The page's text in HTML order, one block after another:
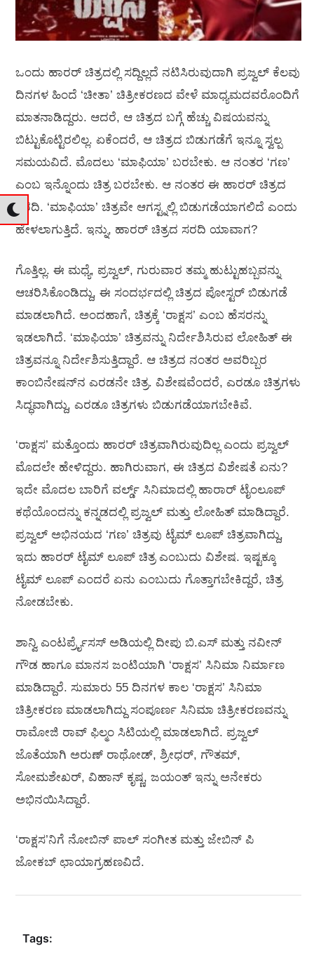
ಒಂದು ಹಾರರ್ ಚಿತ್ರದಲ್ಲಿ ಸದ್ದಿಲ್ಲದೆ ನಟಿಸಿರುವುದಾಗಿ ಪ್ರಜ್ವಲ್‍ ಕೆಲವು
ದಿನಗಳ ಹಿಂದೆ ‘ಚೀತಾ’ ಚಿತ್ರೀಕರಣದ ವೇಳೆ ಮಾಧ್ಯಮದವರೊಂದಿಗೆ
ಮಾತನಾಡಿದ್ದರು. ಆದರೆ, ಆ ಚಿತ್ರದ ಬಗ್ಗೆ ಹೆಚ್ಚು ವಿಷಯವನ್ನು
ಬಿಟ್ಟುಕೊಟ್ಟಿರಲಿಲ್ಲ. ಏಕೆಂದರೆ, ಆ ಚಿತ್ರದ ಬಿಡುಗಡೆಗೆ ಇನ್ನೂ ಸ್ವಲ್ಪ
ಸಮಯವಿದೆ. ಮೊದಲು ‘ಮಾಫಿಯಾ’ ಬರಬೇಕು. ಆ ನಂತರ ‘ಗಣ’
ಎಂಬ ಇನ್ನೊಂದು ಚಿತ್ರ ಬರಬೇಕು. ಆ ನಂತರ ಈ ಹಾರರ್ ಚಿತ್ರದ
ಸರದಿ. ‘ಮಾಫಿಯಾ’ ಚಿತ್ರವೇ ಆಗಸ್ಟ್ನಲ್ಲಿ ಬಿಡುಗಡೆಯಾಗಲಿದೆ ಎಂದು
ಹೇಳಲಾಗುತ್ತಿದೆ. ಇನ್ನು, ಹಾರರ್ ಚಿತ್ರದ ಸರದಿ ಯಾವಾಗ?
ಗೊತ್ತಿಲ್ಲ. ಈ ಮಧ್ಯೆ, ಪ್ರಜ್ವಲ್‍, ಗುರುವಾರ ತಮ್ಮ ಹುಟ್ಟುಹಬ್ಬವನ್ನು
ಆಚರಿಸಿಕೊಂಡಿದ್ದು, ಈ ಸಂದರ್ಭದಲ್ಲಿ ಚಿತ್ರದ ಪೋಸ್ಟರ್‍ ಬಿಡುಗಡೆ
ಮಾಡಲಾಗಿದೆ. ಅಂದಹಾಗೆ, ಚಿತ್ರಕ್ಕೆ ‘ರಾಕ್ಷಸ’ ಎಂಬ ಹೆಸರನ್ನು
ಇಡಲಾಗಿದೆ. ‘ಮಾಫಿಯಾ’ ಚಿತ್ರವನ್ನು ನಿರ್ದೇಶಿಸಿರುವ ಲೋಹಿತ್‍ ಈ
ಚಿತ್ರವನ್ನೂ ನಿರ್ದೇಶಿಸುತ್ತಿದ್ದಾರೆ. ಆ ಚಿತ್ರದ ನಂತರ ಅವರಿಬ್ಬರ
ಕಾಂಬಿನೇಷನ್‍ನ ಎರಡನೇ ಚಿತ್ರ. ವಿಶೇಷವೆಂದರೆ, ಎರಡೂ ಚಿತ್ರಗಳು
ಸಿದ್ಧವಾಗಿದ್ದು, ಎರಡೂ ಚಿತ್ರಗಳು ಬಿಡುಗಡೆಯಾಗಬೇಕಿವೆ.
‘ರಾಕ್ಷಸ’ ಮತ್ತೊಂದು ಹಾರರ್‍ ಚಿತ್ರವಾಗಿರುವುದಿಲ್ಲ ಎಂದು ಪ್ರಜ್ವಲ್‍
ಮೊದಲೇ ಹೇಳಿದ್ದರು. ಹಾಗಿರುವಾಗ, ಈ ಚಿತ್ರದ ವಿಶೇಷತೆ ಏನು?
ಇದೇ ಮೊದಲ ಬಾರಿಗೆ ವರ್ಲ್ಡ್ ಸಿನಿಮಾದಲ್ಲಿ ಹಾರಾರ್ ಟೈಂಲೂಪ್
ಕಥೆಯೊಂದನ್ನು ಕನ್ನಡದಲ್ಲಿ ಪ್ರಜ್ವಲ್‍ ಮತ್ತು ಲೋಹಿತ್‍ ಮಾಡಿದ್ದಾರೆ.
ಪ್ರಜ್ವಲ್‍ ಅಭಿನಯದ ‘ಗಣ’ ಚಿತ್ರವು ಟೈಮ್‍ ಲೂಪ್‍ ಚಿತ್ರವಾಗಿದ್ದು,
ಇದು ಹಾರರ್ ಟೈಮ್‍ ಲೂಪ್‍ ಚಿತ್ರ ಎಂಬುದು ವಿಶೇಷ. ಇಷ್ಟಕ್ಕೂ
ಟೈಮ್‍ ಲೂಪ್‍ ಎಂದರೆ ಏನು ಎಂಬುದು ಗೊತ್ತಾಗಬೇಕಿದ್ದರೆ, ಚಿತ್ರ
ನೋಡಬೇಕು.
ಶಾನ್ವಿ ಎಂಟರ್ಪ್ರೈಸಸ್ ಅಡಿಯಲ್ಲಿ ದೀಪು ಬಿ.ಎಸ್ ಮತ್ತು ನವೀನ್
ಗೌಡ ಹಾಗೂ ಮಾನಸ ಜಂಟಿಯಾಗಿ ‘ರಾಕ್ಷಸ’ ಸಿನಿಮಾ ನಿರ್ಮಾಣ
ಮಾಡಿದ್ದಾರೆ. ಸುಮಾರು 55 ದಿನಗಳ ಕಾಲ ‘ರಾಕ್ಷಸ’ ಸಿನಿಮಾ
ಚಿತ್ರೀಕರಣ ಮಾಡಲಾಗಿದ್ದು ಸಂಪೂರ್ಣ ಸಿನಿಮಾ ಚಿತ್ರೀಕರಣವನ್ನು
ರಾಮೋಜಿ ರಾವ್ ಫಿಲ್ಮಂ ಸಿಟಿಯಲ್ಲಿ ಮಾಡಲಾಗಿದೆ. ಪ್ರಜ್ವಲ್
ಜೊತೆಯಾಗಿ ಅರುಣ್ ರಾಥೋಡ್, ಶ್ರೀಧರ್, ಗೌತಮ್,
ಸೋಮಶೇಖರ್, ವಿಹಾನ್ ಕೃಷ್ಣ, ಜಯಂತ್ ಇನ್ನು ಅನೇಕರು
ಅಭಿನಯಿಸಿದ್ದಾರೆ.
‘ರಾಕ್ಷಸ’ನಿಗೆ ನೋಬಿನ್ ಪಾಲ್ ಸಂಗೀತ ಮತ್ತು ಜೇಬಿನ್ ಪಿ
ಜೋಕಬ್ ಛಾಯಾಗ್ರಹಣವಿದೆ.
Tags: